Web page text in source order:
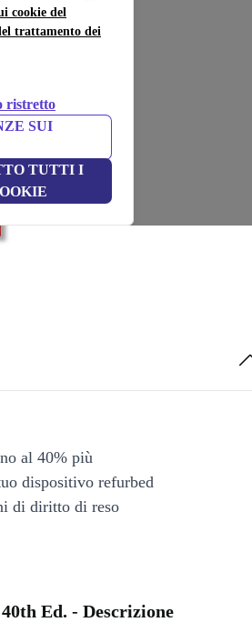
cookie del
trattamento dei
ristretto
SUI
TUTTI I
al 40% più
dispositivo refurbed
di diritto di reso
Ed. - Descrizione